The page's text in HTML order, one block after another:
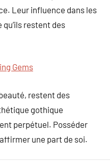
Leur influence dans les
restent des
Gems
restent des
gothique
perpétuel. Posséder
une part de soi.